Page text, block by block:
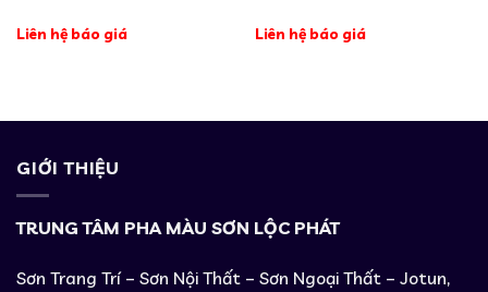
Liên hệ báo giá Liên hệ báo giá
GIỚI THIỆU
TRUNG TÂM PHA MÀU SƠN LỘC PHÁT
Sơn Trang Trí – Sơn Nội Thất – Sơn Ngoại Thất – Jotun,